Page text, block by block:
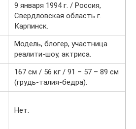
9 января 1994 г. / Россия,
Свердловская область г.
Карпинск.
Модель, блогер, участница
реалити-шоу, актриса.
167 см / 56 кг / 91 – 57 – 89 см
(грудь-талия-бедра).
Нет.